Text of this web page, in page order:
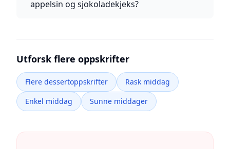
appelsin og sjokoladekjeks?
Utforsk flere oppskrifter
Flere dessertoppskrifter
Rask middag
Enkel middag
Sunne middager